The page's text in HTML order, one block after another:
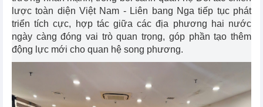
lược toàn diện Việt Nam - Liên bang Nga tiếp tục phát
triển tích cực, hợp tác giữa các địa phương hai nước
ngày càng đóng vai trò quan trọng, góp phần tạo thêm
động lực mới cho quan hệ song phương.